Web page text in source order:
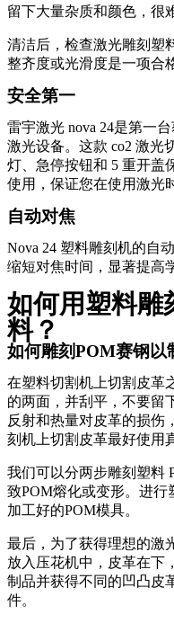
留下大量杂质和颜色，很
清洁后，检查激光雕刻塑
整齐度或光滑度是一项合
安全第一
雷宇激光 nova 24是第一
激光设备。这款 co2 激光
灯、急停按钮和 5 重开盖
使用，保证您在使用激光
自动对焦
Nova 24 塑料雕刻机的自
缩短对焦时间，显著提高
如何用塑料雕
料？
如何雕刻POM赛钢以
在塑料切割机上切割皮革
的两面，并刮平，不要留
反射和热量对皮革的损伤
刻机上切割皮革最好使用
我们可以分两步雕刻塑料
致POM熔化或变形。进
加工好的POM模具。
最后，为了获得理想的激
放入压花机中，皮革在下
制品并获得不同的凹凸皮
件。